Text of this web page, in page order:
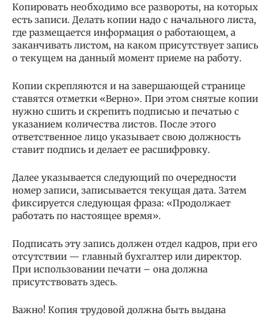
Копировать необходимо все развороты, на которых
есть записи. Делать копии надо с начального листа,
где размещается информация о работающем, а
заканчивать листом, на каком присутствует запись
о текущем на данный момент приеме на работу.
Копии скрепляются и на завершающей странице
ставятся отметки «Верно». При этом снятые копии
нужно сшить и скрепить подписью и печатью с
указанием количества листов. После этого
ответственное лицо указывает свою должность
ставит подпись и делает ее расшифровку.
Далее указывается следующий по очередности
номер записи, записывается текущая дата. Затем
фиксируется следующая фраза: «Продолжает
работать по настоящее время».
Подписать эту запись должен отдел кадров, при его
отсутствии — главный бухгалтер или директор.
При использовании печати – она должна
присутствовать здесь.
Важно! Копия трудовой должна быть выдана